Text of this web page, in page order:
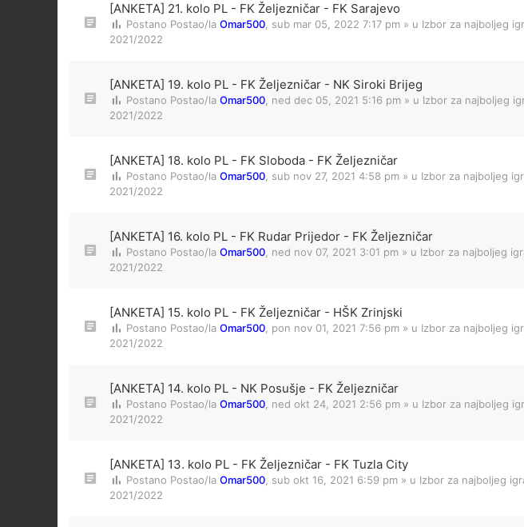
[ANKETA] 21. kolo PL - FK Željezničar - FK Sarajevo
Postano Postao/la Omar500 sub mar 05, 2022 7:17 pm » u Izbor za najboljeg
2021/2022
[ANKETA] 19. kolo PL - FK Željezničar - NK Siroki Brijeg
Postano Postao/la Omar500 ned dec 05, 2021 5:16 pm » u Izbor za najboljeg
2021/2022
[ANKETA] 18. kolo PL - FK Sloboda - FK Željezničar
Postano Postao/la Omar500 sub nov 27, 2021 4:58 pm » u Izbor za najboljeg
2021/2022
[ANKETA] 16. kolo PL - FK Rudar Prijedor - FK Željezničar
Postano Postao/la Omar500 ned nov 07, 2021 3:01 pm » u Izbor za najboljeg
2021/2022
[ANKETA] 15. kolo PL - FK Željezničar - HŠK Zrinjski
Postano Postao/la Omar500 pon nov 01, 2021 7:56 pm » u Izbor za najboljeg
2021/2022
[ANKETA] 14. kolo PL - NK Posušje - FK Željezničar
Postano Postao/la Omar500 ned okt 24, 2021 2:56 pm » u Izbor za najboljeg
2021/2022
[ANKETA] 13. kolo PL - FK Željezničar - FK Tuzla City
Postano Postao/la Omar500 sub okt 16, 2021 6:59 pm » u Izbor za najboljeg
2021/2022